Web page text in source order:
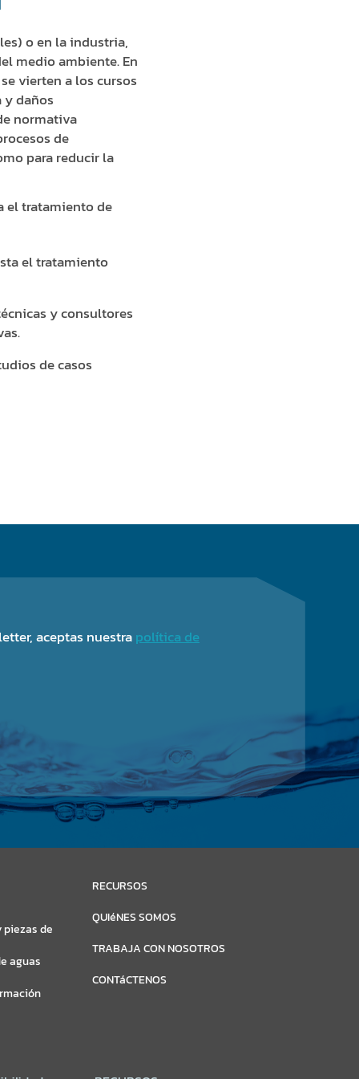
o en la industria,
medio ambiente. En
vierten a los cursos
y daños
normativa
de
para reducir la
el tratamiento de
el tratamiento
y consultores
de casos
aceptas nuestrapolítica de
de
aguas
RECURSOS
QUIéNES SOMOS
TRABAJA CON NOSOTROS
CONTáCTENOS